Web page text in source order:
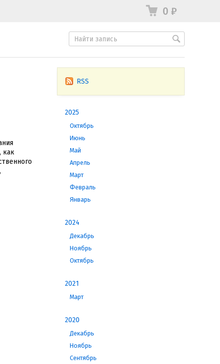
0 ₽
RSS
2025
Октябрь
Июнь
Май
Апрель
Март
Февраль
Январь
2024
Декабрь
Ноябрь
Октябрь
2021
Март
2020
Декабрь
Ноябрь
Сентябрь
как